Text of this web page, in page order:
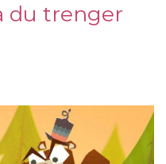
du trenger